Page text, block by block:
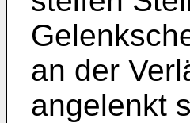
an der
angelenkt